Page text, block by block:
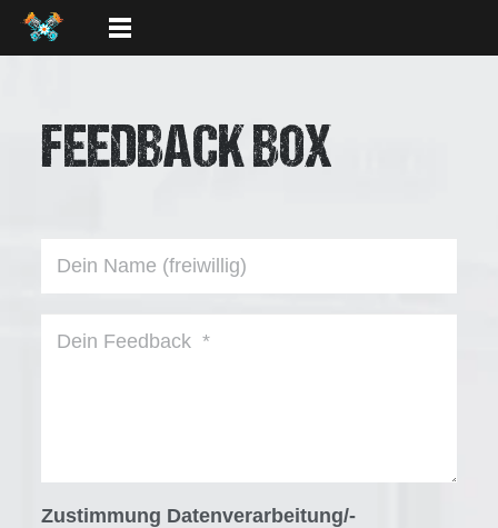
FEEDBACK BOX
Zustimmung Datenverarbeitung/-